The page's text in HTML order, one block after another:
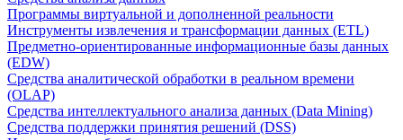
Программы виртуальной и дополненной реальности
Инструменты извлечения и трансформации данных (ETL)
Предметно-ориентированные информационные базы данных
(EDW)
Средства аналитической обработки в реальном времени
(OLAP)
Средства интеллектуального анализа данных (Data Mining)
Средства поддержки принятия решений (DSS)